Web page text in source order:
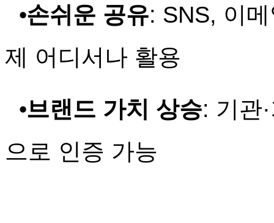
⦁손쉬운 공유: SNS, 이
제 어디서나 활용
⦁브랜드 가치 상승: 기관
으로 인증 가능